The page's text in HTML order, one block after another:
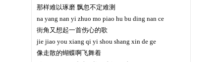
那样难以琢磨 飘忽不定难测
na yang nan yi zhuo mo piao hu bu ding nan ce
街角又想起一首伤心的歌
jie jiao you xiang qi yi shou shang xin de ge
像走散的蝴蝶啊飞舞着